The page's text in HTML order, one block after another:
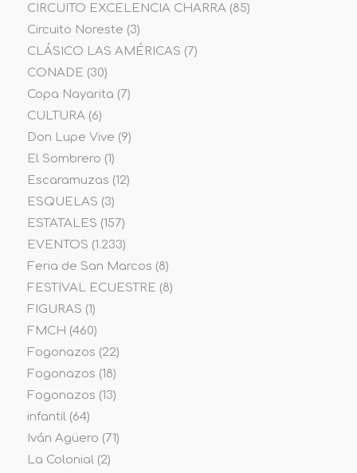
CIRCUITO EXCELENCIA CHARRA(85)
Circuito Noreste (3)
CLÁSICO LAS AMÉRICAS (7)
CONADE (30)
Copa Nayarita (7)
CULTURA(6)
Don Lupe Vive (9)
El Sombrero (1)
Escaramuzas (12)
ESQUELAS (3)
ESTATALES (157)
EVENTOS (1.233)
Feria de San Marcos (8)
FESTIVAL ECUESTRE (8)
FIGURAS (1)
FMCH (460)
Fogonazos (22)
Fogonazos (18)
Fogonazos (13)
infantil(64)
Iván Agüero (71)
La Colonial(2)